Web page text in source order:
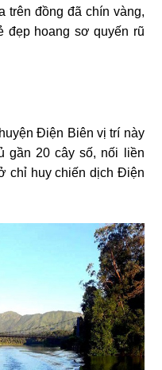
trên đồng đã chín vàng,
đẹp hoang sơ quyến rũ
Điện Biên vị trí này
gần 20 cây số, nối liền
chỉ huy chiến dịch Điện